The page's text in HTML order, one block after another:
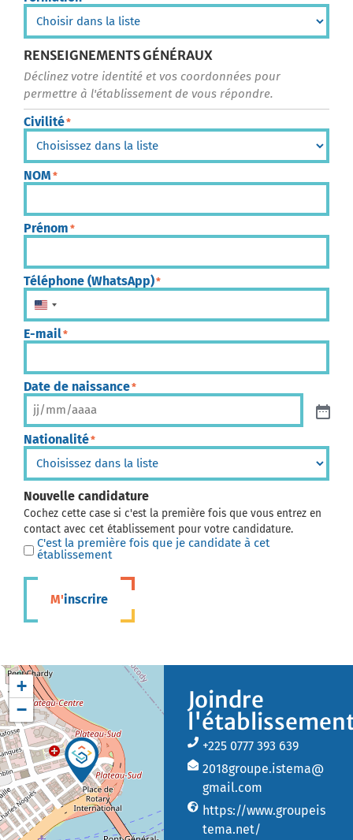
RENSEIGNEMENTS GÉNÉRAUX
Déclinez votre identité et vos coordonnées pour
permettre à l'établissement de vous répondre.
Civilité*
NOM *
Prénom *
Téléphone (WhatsApp)*
États-Unis +1
E-mail*
Date de naissance*
Nationalité*
Nouvelle candidature
Cochez cette case si c'est la première fois que vous entrez en
contact avec cet établissement pour votre candidature.
C'est la première fois que je candidate à cet
établissement
M'inscrire
+
−
Joindre
+225 0777 393 639
2018groupe.istema@
gmail.com
https://www.groupeis
tema.net/